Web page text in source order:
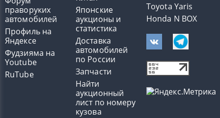
праворуких
автомобилей
Профиль на
Яндексе
Фудзияма на
Youtube
RuTube
Японские
аукционы и
статистика
Доставка
автомобилей
по России
Запчасти
Найти
аукционный
лист по номеру
кузова
Toyota Yaris
Honda N BOX